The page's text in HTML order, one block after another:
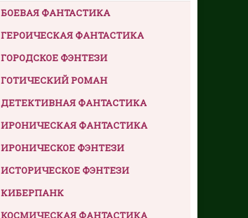
БОЕВАЯ ФАНТАСТИКА
ГЕРОИЧЕСКАЯ ФАНТАСТИКА
ГОРОДСКОЕ ФЭНТЕЗИ
ГОТИЧЕСКИЙ РОМАН
ДЕТЕКТИВНАЯ ФАНТАСТИКА
ИРОНИЧЕСКАЯ ФАНТАСТИКА
ИРОНИЧЕСКОЕ ФЭНТЕЗИ
ИСТОРИЧЕСКОЕ ФЭНТЕЗИ
КИБЕРПАНК
КОСМИЧЕСКАЯ ФАНТАСТИКА